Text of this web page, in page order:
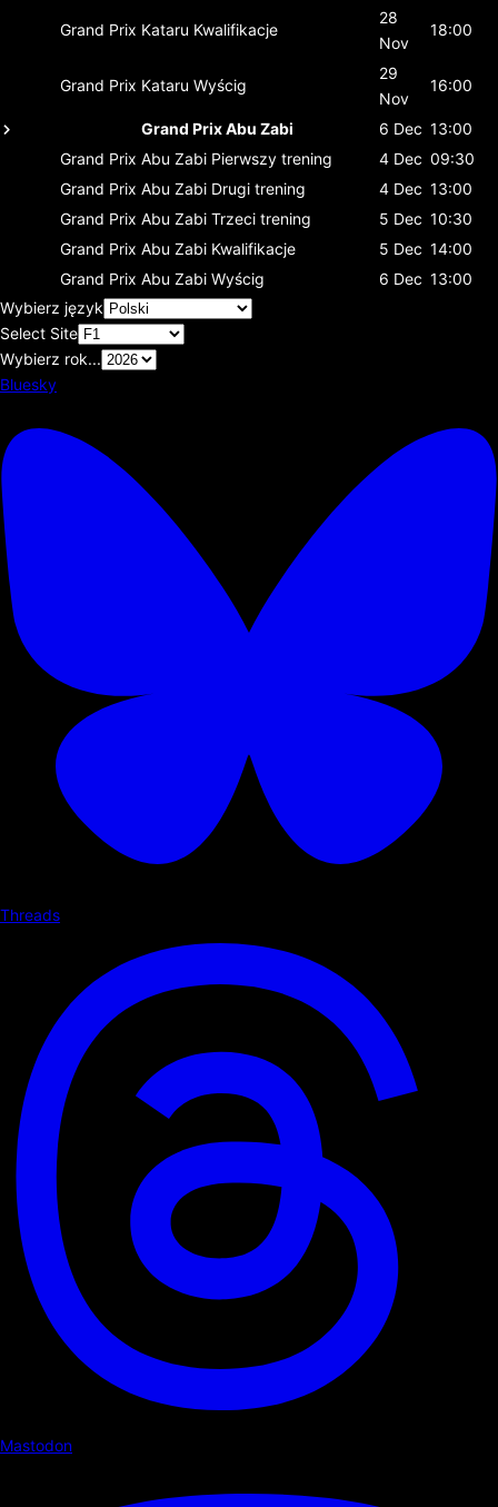
Grand Prix Kataru Kwalifikacje
28
Nov
18:00
Grand Prix Kataru Wyścig
29
Nov
16:00
Grand Prix Abu Zabi 6 Dec 13:00
Grand Prix Abu Zabi Pierwszy trening 4 Dec 09:30
Grand Prix Abu Zabi Drugi trening 4 Dec 13:00
Grand Prix Abu Zabi Trzeci trening 5 Dec 10:30
Grand Prix Abu Zabi Kwalifikacje 5 Dec 14:00
Grand Prix Abu Zabi Wyścig 6 Dec 13:00
Wybierz język
Select Site
Wybierz rok...
Bluesky
Threads
Mastodon